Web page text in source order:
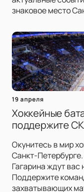
знаковое место
19 апреля
Хоккейные
поддержите
Окунитесь в мир
Санкт-
Гагарина ждут
Поддержите
захватывающих